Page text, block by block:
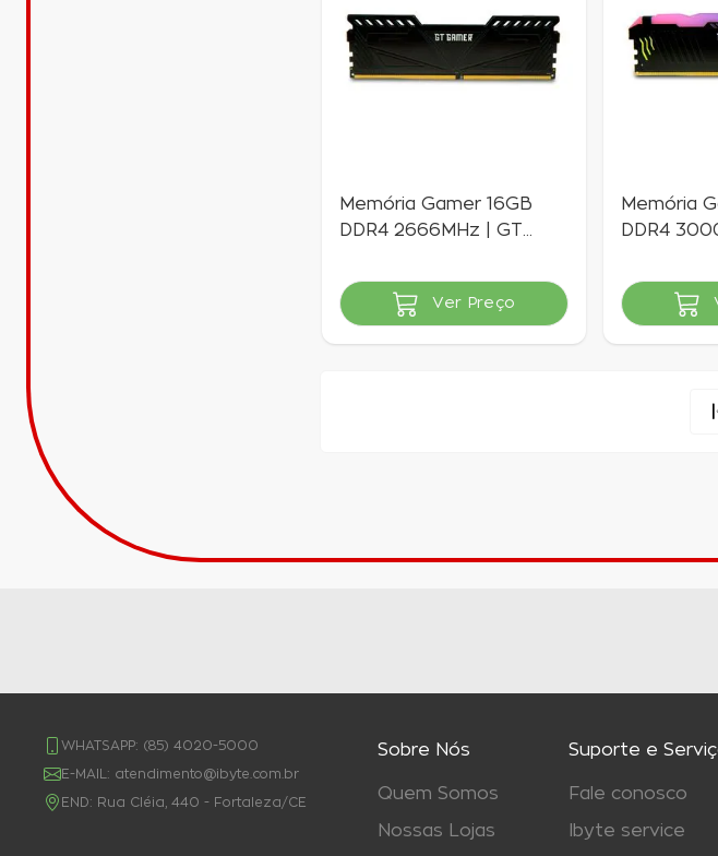
Memória Gamer 16GB
DDR4 2666MHz | GT
Indisponível
Ver Preço
Memória
DDR4
Indisponível
WHATSAPP: (85) 4020-5000
E-MAIL: atendimento@ibyte.com.br
END: Rua Cléia, 440 - Fortaleza/CE
Sobre Nós
Quem Somos
Nossas Lojas
Suporte e
Fale conosco
Ibyte service